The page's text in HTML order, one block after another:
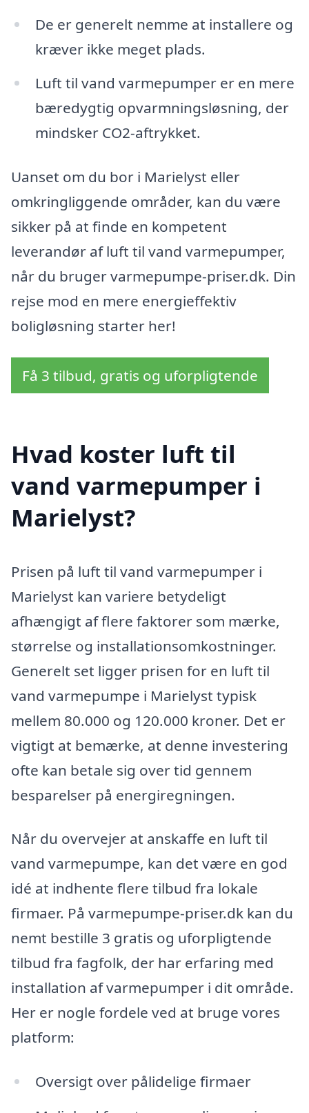
De er generelt nemme at installere og
kræver ikke meget plads.
Luft til vand varmepumper er en mere
bæredygtig opvarmningsløsning, der
mindsker CO2-aftrykket.
Uanset om du bor i Marielyst eller
omkringliggende områder, kan du være
sikker på at finde en kompetent
leverandør af luft til vand varmepumper,
når du bruger varmepumpe-priser.dk. Din
rejse mod en mere energieffektiv
boligløsning starter her!
Få 3 tilbud, gratis og uforpligtende
Hvad koster luft til
vand varmepumper i
Marielyst?
Prisen på luft til vand varmepumper i
Marielyst kan variere betydeligt
afhængigt af flere faktorer som mærke,
størrelse og installationsomkostninger.
Generelt set ligger prisen for en luft til
vand varmepumpe i Marielyst typisk
mellem 80.000 og 120.000 kroner. Det er
vigtigt at bemærke, at denne investering
ofte kan betale sig over tid gennem
besparelser på energiregningen.
Når du overvejer at anskaffe en luft til
vand varmepumpe, kan det være en god
idé at indhente flere tilbud fra lokale
firmaer. På varmepumpe-priser.dk kan du
nemt bestille 3 gratis og uforpligtende
tilbud fra fagfolk, der har erfaring med
installation af varmepumper i dit område.
Her er nogle fordele ved at bruge vores
platform:
Oversigt over pålidelige firmaer